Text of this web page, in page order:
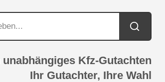
unabhängiges Kfz-Gutachten
Ihr Gutachter, Ihre Wahl